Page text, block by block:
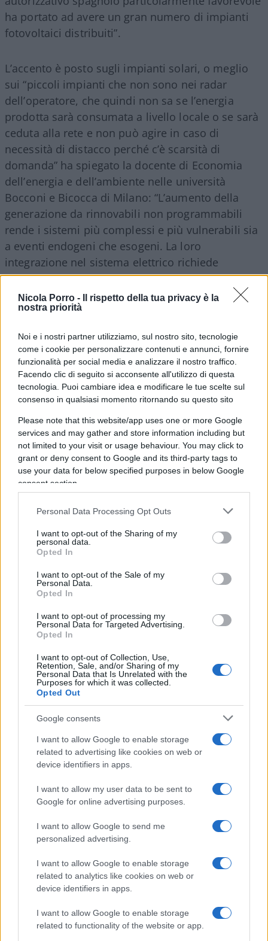
Nicola Porro -
Il rispetto della tua privacy è la
nostra priorità
Noi e i nostri partner utilizziamo, sul nostro sito, tecnologie
come i cookie per personalizzare contenuti e annunci, fornire
funzionalità per social media e analizzare il nostro traffico.
Facendo clic di seguito si acconsente all'utilizzo di questa
tecnologia. Puoi cambiare idea e modificare le tue scelte sul
consenso in qualsiasi momento ritornando su questo sito
Please note that this website/app uses one or more Google
services and may gather and store information including but
not limited to your visit or usage behaviour. You may click to
grant or deny consent to Google and its third-party tags to
use your data for below specified purposes in below Google
consent section.
Personal Data Processing Opt Outs
I want to opt-out of the Sharing of my
personal data.
Opted In
I want to opt-out of the Sale of my
Personal Data.
Opted In
I want to opt-out of processing my
Personal Data for Targeted Advertising.
Opted In
I want to opt-out of Collection, Use,
Retention, Sale, and/or Sharing of my
Personal Data that Is Unrelated with the
Purposes for which it was collected.
Opted Out
Google consents
I want to allow Google to enable storage
related to advertising like cookies on web or
device identifiers in apps.
I want to allow my user data to be sent to
Google for online advertising purposes.
I want to allow Google to send me
personalized advertising.
I want to allow Google to enable storage
related to analytics like cookies on web or
device identifiers in apps.
I want to allow Google to enable storage
related to functionality of the website or app.
ha portato ad avere un gran numero di impianti
fotovoltaici distribuiti”.
L’accento è posto sugli impianti solari, o meglio
sui “piccoli impianti che non sono nei radar
dell’operatore, che quindi non sa se l’energia
prodotta sarà consumata a livello locale o se sarà
ceduta alla rete e non può agire in caso di
necessità di distacco perché c’è scarsità di
domanda” ha spiegato la docente di Economia
dell’energia e dell’ambiente nelle università
Bocconi e Bicocca di Milano: “L’aumento della
generazione da rinnovabili non programmabili
rende i sistemi più complessi e più vulnerabili sia
a eventi endogeni che esogeni. La loro
integrazione nel sistema elettrico richiede
investimenti per consentire alla rete di mantenere
la stabilità”.
Leggi anche:
La Spagna in blackout. Green e contanti: il
crollo elettrico è un avvertimento
Blackout, la Spagna green salvata dai
generatori a benzina e gas
Le oscillazioni nella rete possono essere dovute a
uno sbilanciamento tra produzione e consumo, ha
momento del collasso la produzione sia crollata
per cause ancora ignote. Poi l’esperta s’è
soffermata sul bilanciamento nell’ora del blackout
stabilità della rete è cruciale avere anche una
produzione programmabile, che possa aumentare
o diminuire rapidamente la potenza in uscita per
mantenere la frequenza entro certi limiti, come gli
fatto che questi ultimi rappresentassero una
piccola parte del mix ha contribuito a causare
l’estensione del blackout e a ritardare la rimessa
in funzione della rete”. Sul dossier rinnovabili il
giudizio è chiaro: “È colpa loro? Non direttamente,
il tema è saperle e poterle integrare nel mix di
generazione”.
Insomma, sarà necessario fare chiarezza
provvedere al più presto affinchè un disastro del
genere non si ripeta. La politica è in pressing: il
conservatore Partito Popolare ha registrato oggi al
Congresso spagnolo la richiesta di un’audizione
urgente del presidente del governo perché “dia
spiegazioni sul grande collasso energetico”, che
lunedì ha paralizzato la Spagna, e perché “metta